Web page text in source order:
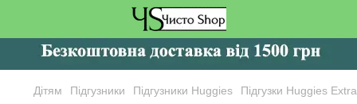
Дітям Підгузники Підгузники Huggies Підгузки Huggies